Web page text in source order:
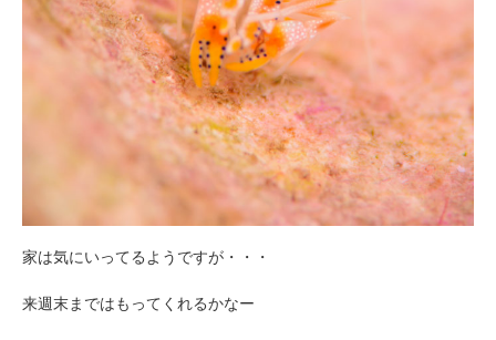
家は気にいってるようですが・・・
来週末まではもってくれるかなー